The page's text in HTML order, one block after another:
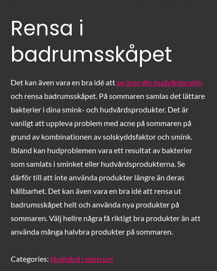
Rensa i
badrumsskåpet
Det kan även vara en bra idé attse över din hudvårdsrutin
och rensa badrumsskåpet. På sommaren samlas det lättare
bakterier i dina smink- och hudvårdsprodukter. Det är
vanligt att uppleva problem med acne på sommaren på
grund av kombinationen av solskyddsfaktor och smink.
Ibland kan hudproblemen vara ett resultat av bakterier
som samlats i sminket eller hudvårdsprodukterna. Se
därför till att inte använda produkter längre än deras
hållbarhet. Det kan även vara en bra idé att rensa ut
badrumsskåpet helt och använda nya produkter på
sommaren. Välj hellre några få riktigt bra produkter än att
använda många halvbra produkter på sommaren.
Categories: Hudvård i centrum